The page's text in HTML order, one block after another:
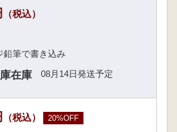
（税込）
鉛筆で書き込み
在庫 08月14日発送予定
（税込） 20%OFF